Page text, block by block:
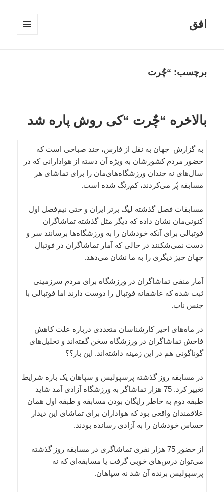
افق
برچسب: “چٌرت
بالاخره “چٌرت “کی روش پاره شد
به گزارش جهان به نقل از فارس، چند صباحی است که
حضور مردم کشورشان به ویژه آن دسته از هوادارانی که در
سال‌های نه چندان ورزشگاه‌های‌مان را برای تماشای هر
مسابقه پُر می‌کردند، کم‌رنگ شده است.
مسابقات فصل گذشته لیگ برتر ایران و حتی نیم‌فصل اول
کنونی‌مان نشان داده که دیگر مثل گذشته تماشاگران
فوتبالی برای آنکه خودشان را به ورزشگاه‌ها برسانند سر و
دست نمی‌شکنند در حالی که آمار تماشاگران در فوتبال
جهان چیز دیگری را به ما نشان می‌دهد.
آمار منفی تماشاگران در ورزشگاه برای مردم سرزمینی
ثبت شده که عاشقانه فوتبال را دوست دارند اما فوتبالی با
جنس ناب.
در ماه‌های اخیر کارشناسان متعددی درباره علت کاهش
فاحش تماشاگران در ورزشگاه سخن گفته‌اند و تحلیل‌های
گوناگونی هم در این زمینه داشته‌اند. این بار؟؟
در مسابقه روز گذشته پرسپولیس و سپاهان یک باره شرایط
تغییر کرد. 75 هزار تماشاگر به ورزشگاه آزادی آمد شاید
طبقه دوم به خاطر رایگان بودن مسابقه و طبقه اول همان
علاقمندان واقعی بود که هواداران برای تماشای این دیدار
حساس خودشان را به آزادی رسانده بودند.
از حضور 75 هزار نفری تماشاگری در مسابقه روز گذشته
می‌توان در‌س‌های خوبی گرفت یا مسابقه‌ای که نه
پرسپولیس برنده آن شد نه سپاهان.